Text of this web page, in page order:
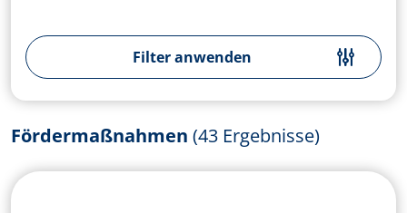
Filter anwenden
Fördermaßnahmen (43 Ergebnisse)